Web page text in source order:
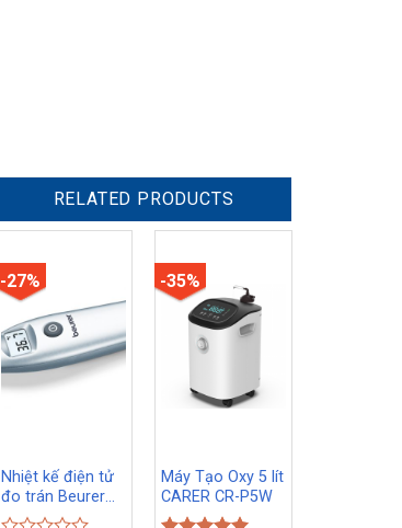
RELATED PRODUCTS
-27%
Nhiệt kế điện tử
đo trán Beurer
FT45
-35%
Máy Tạo Oxy 5 lít
CARER CR-P5W